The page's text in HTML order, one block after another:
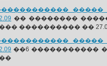
�����
�� ��������
���������� ��
�����
��6 �����������